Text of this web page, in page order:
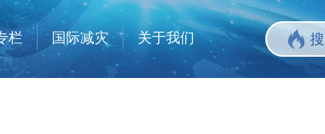
栏 国际减灾 关于我们